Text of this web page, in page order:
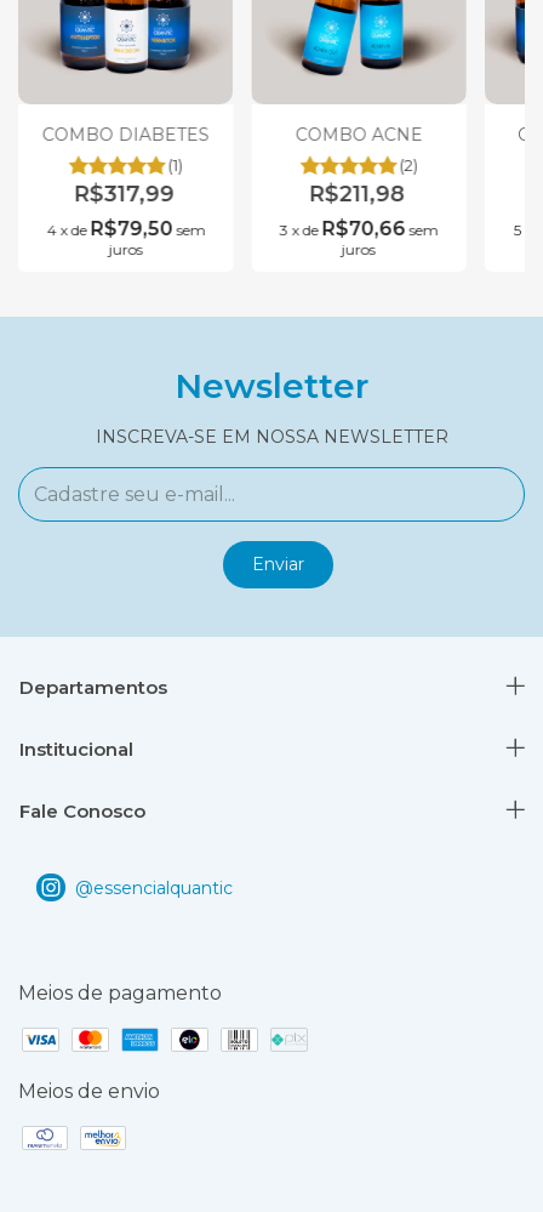
COMBO DIABETES
(1)
R$317,99
4 xde R$79,50 sem
juros
COMBO ACNE
(2)
R$211,98
3 xde R$70,66 sem
juros
5
Newsletter
INSCREVA-SE EM NOSSA NEWSLETTER
Departamentos
Institucional
Fale Conosco
Meios de pagamento
Meios de envio